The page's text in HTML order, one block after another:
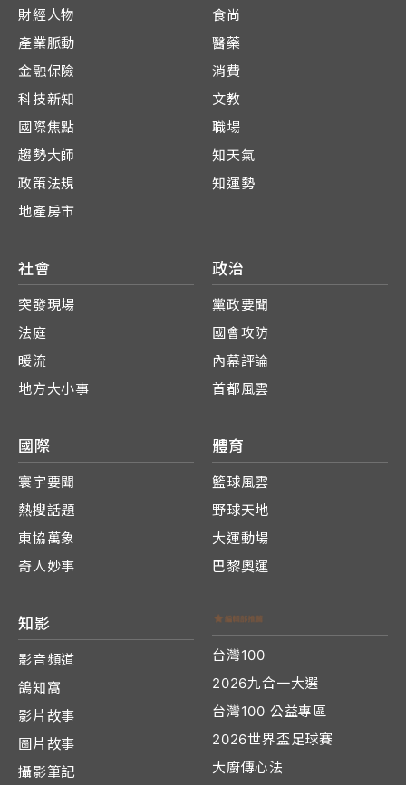
財經人物
產業脈動
金融保險
科技新知
國際焦點
趨勢大師
政策法規
地產房市
食尚
醫藥
消費
文教
職場
知天氣
知運勢
社會
突發現場
法庭
暖流
地方大小事
政治
黨政要聞
國會攻防
內幕評論
首都風雲
國際
寰宇要聞
熱搜話題
東協萬象
奇人妙事
體育
籃球風雲
野球天地
大運動場
巴黎奧運
知影
影音頻道
鴿知窩
影片故事
圖片故事
攝影筆記
台灣100
2026九合一大選
台灣100 公益專區
2026世界盃足球賽
大廚傳心法